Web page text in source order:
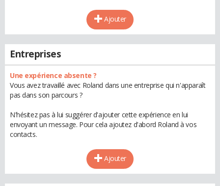
Ajouter
Entreprises
Une expérience absente ?
Vous avez travaillé avec Roland dans une entreprise qui n'apparaît
pas dans son parcours ?
N'hésitez pas à lui suggérer d'ajouter cette expérience en lui
envoyant un message. Pour cela ajoutez d'abord Roland à vos
contacts.
Ajouter